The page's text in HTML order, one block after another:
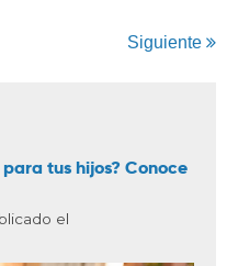
Siguiente
tus hijos? Conoce
el